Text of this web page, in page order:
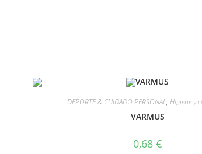
DEPORTE & CUIDADO PERSONAL,Higiene y
VARMUS
0,68 €